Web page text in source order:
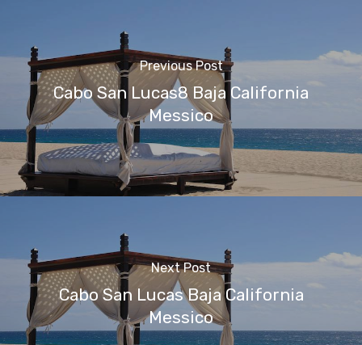
Previous Post
Cabo San Lucas8 Baja California
Messico
Next Post
Cabo San Lucas Baja California
Messico